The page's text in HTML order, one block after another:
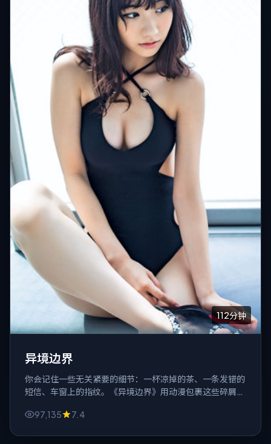
112分钟
异境边界
你会记住一些无关紧要的细节：一杯凉掉的茶、一条发错的
短信、车窗上的指纹。《异境边界》用动漫包裹这些碎屑，
97,135
7.4